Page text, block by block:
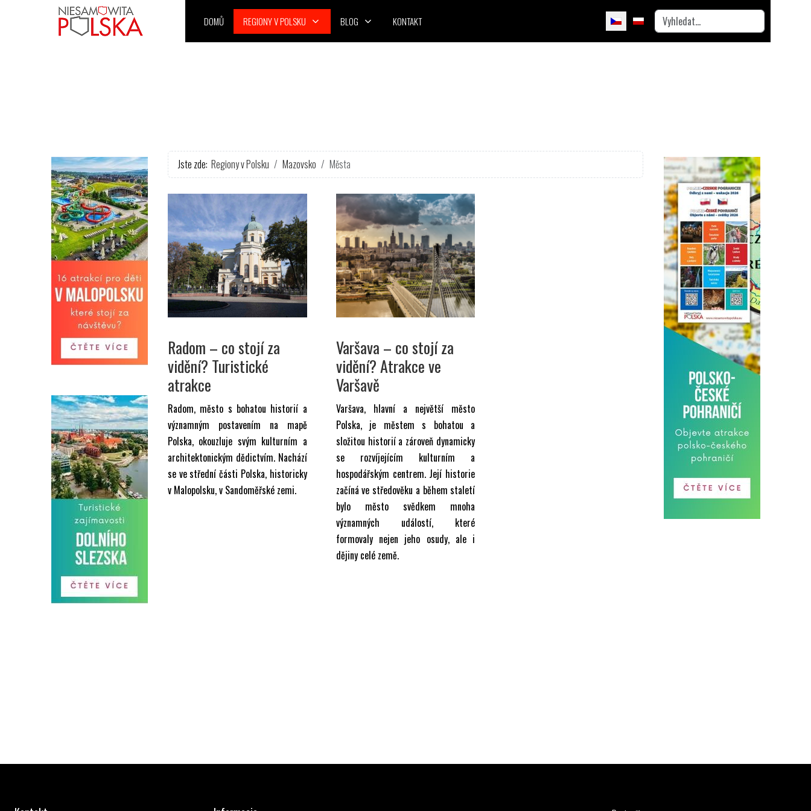
DOMŮ REGIONY V POLSKU BLOG KONTAKT Zvolte jazyk Hledat
Jste zde: Regiony v Polsku Mazovsko Města
Radom – co stojí za
vidění? Turistické
atrakce
Radom, město s bohatou historií a
významným postavením na mapě
Polska, okouzluje svým kulturním a
architektonickým dědictvím. Nachází
se ve střední části Polska, historicky
v Malopolsku, v Sandoměřské zemi.
Varšava – co stojí za
vidění? Atrakce ve
Varšavě
Varšava, hlavní a největší město
Polska, je městem s bohatou a
složitou historií a zároveň dynamicky
se rozvíjejícím kulturním a
hospodářským centrem. Její historie
začíná ve středověku a během staletí
bylo město svědkem mnoha
významných událostí, které
formovaly nejen jeho osudy, ale i
dějiny celé země.